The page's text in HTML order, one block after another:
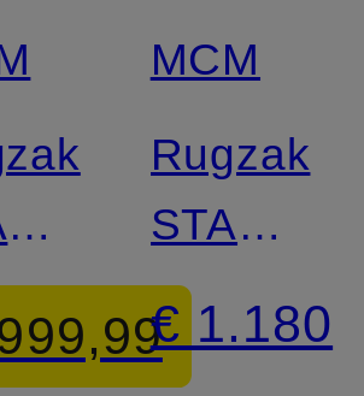
MCM
Rugzak
STARK
SMALL
met
€ 1.180